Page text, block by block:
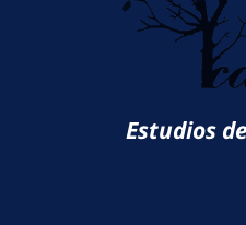
Estudios